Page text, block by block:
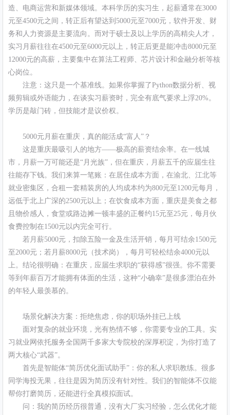
造、电商运营和新媒体领域。本科学历的实习生，起薪通常在3000
元至4500元之间，转正后有望达到5000元至7000元，软件开发、财
务和人力资源是主要流向。而对于硕士及以上学历的高精尖人才，
实习月薪往往在4500元至6000元以上，转正后更是能冲击8000元至
12000元的高薪，主要集中在算法工程师、芯片设计和金融分析等核
心岗位。
注意：这只是一个基准线。如果你掌握了Python数据分析、视
频剪辑或外语能力，在谈实习薪资时，完全有底气要求上浮20%。
学历是敲门砖，但技能才是议价权。
5000元月薪在重庆，真的能活成“富人”？
这是重庆最吸引人的地方——极高的薪资结余率。在一线城
市，月薪一万可能还是“月光族”，但在重庆，月薪五千的应届生往
往能存下钱。我们来算一笔账：在居住成本方面，在渝北、江北等
就业密集区，合租一套精装房的人均成本约为800元至1200元每月，
远低于北上广深的2500元以上；在饮食成本方面，重庆是美食之都
且物价感人，食堂或路边摊一顿丰盛的正餐约15元至25元，每月伙
食费控制在1500元以内完全可行。
若月薪5000元，扣除五险一金及生活开销，每月可结余1500元
至2000元；若月薪8000元（技术岗），每月可轻松结余4000元以
上。结论很明确：在重庆，应届生求职的“获得感”很强。你不需要
等到年薪百万才能拥有体面的生活，这种“小确幸”是很多漂泊在外
的年轻人最羡慕的。
场景化解决方案：拒绝焦虑，你的职场外挂已上线
面对复杂的就业环境，光有热情不够，你需要专业的工具。实
习就业网依托服务全国两千多家大专院校的深厚积淀，为你打造了
两大核心“武器”。
首先是智能体“简历优化面试助手”：你的私人求职教练。很多
同学海投无果，往往是因为简历没有针对性。我们的智能体不仅能
帮你打磨简历，还能进行全真模拟面试。
问：我的简历经历很普通，没有大厂实习经验，怎么优化才能